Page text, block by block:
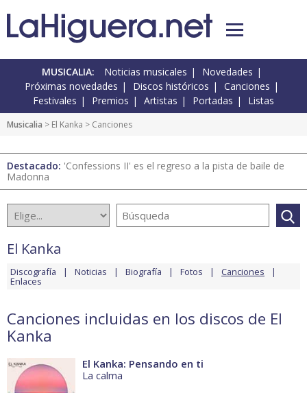
MUSICALIA: Noticias musicales
Novedades
Próximas novedades
Discos históricos
Canciones
Festivales
Premios Artistas Portadas Listas
Musicalia > El Kanka > Canciones
Destacado: 'Confessions II' es el regreso a la pista de baile de
Madonna
El Kanka
Discografía Noticias Biografía Fotos Canciones
Enlaces
Canciones incluidas en los discos de El
Kanka
El Kanka: Pensando en ti
La calma